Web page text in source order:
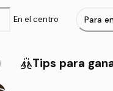
cheerTips para
En el centro Para